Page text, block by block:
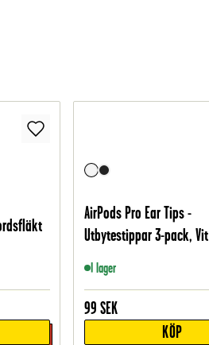
AirPods Pro Ear Tips -
Utbytestippar 3-pack, Vit
I lager
99 SEK
KÖP